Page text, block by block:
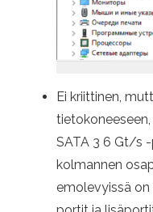
Ei kriittinen,
SATA 3 6 Gt/s
kolmannen
emolevyissä on